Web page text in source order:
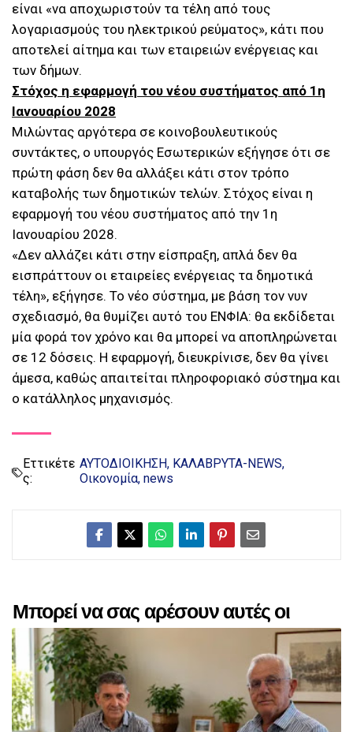
είναι «να αποχωριστούν τα τέλη από τους
λογαριασμούς του ηλεκτρικού ρεύματος», κάτι που
αποτελεί αίτημα και των εταιρειών ενέργειας και
των δήμων.
Στόχος η εφαρμογή του νέου συστήματος από 1η
Ιανουαρίου 2028
Μιλώντας αργότερα σε κοινοβουλευτικούς
συντάκτες, ο υπουργός Εσωτερικών εξήγησε ότι σε
πρώτη φάση δεν θα αλλάξει κάτι στον τρόπο
καταβολής των δημοτικών τελών. Στόχος είναι η
εφαρμογή του νέου συστήματος από την 1η
Ιανουαρίου 2028.
«Δεν αλλάζει κάτι στην είσπραξη, απλά δεν θα
εισπράττουν οι εταιρείες ενέργειας τα δημοτικά
τέλη», εξήγησε. Το νέο σύστημα, με βάση τον νυν
σχεδιασμό, θα θυμίζει αυτό του ΕΝΦΙΑ: θα εκδίδεται
μία φορά τον χρόνο και θα μπορεί να αποπληρώνεται
σε 12 δόσεις. Η εφαρμογή, διευκρίνισε, δεν θα γίνει
άμεσα, καθώς απαιτείται πληροφοριακό σύστημα και
ο κατάλληλος μηχανισμός.
Εττικέτε
ς:
ΑΥΤΟΔΙΟΙΚΗΣΗ
ΚΑΛΑΒΡΥΤΑ-NEWS
Οικονομία news
Μπορεί να σας αρέσουν αυτές οι
αναρτήσεις